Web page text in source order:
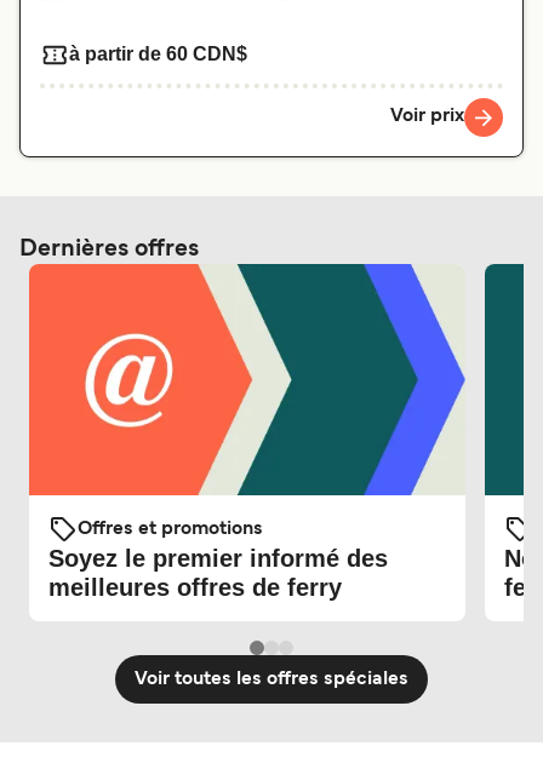
à partir de 60 CDN$
Voir prix
Dernières offres
Offres et promotions
Soyez le premier informé des
meilleures offres de ferry
Voir toutes les offres spéciales